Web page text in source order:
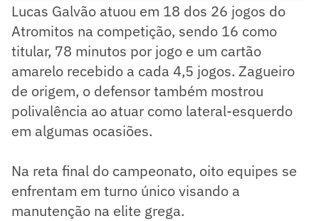
Lucas Galvão atuou em 18 dos 26 jogos do
Atromitos na competição, sendo 16 como
titular, 78 minutos por jogo e um cartão
amarelo recebido a cada 4,5 jogos. Zagueiro
de origem, o defensor também mostrou
polivalência ao atuar como lateral-esquerdo
em algumas ocasiões.
Na reta final do campeonato, oito equipes se
enfrentam em turno único visando a
manutenção na elite grega.